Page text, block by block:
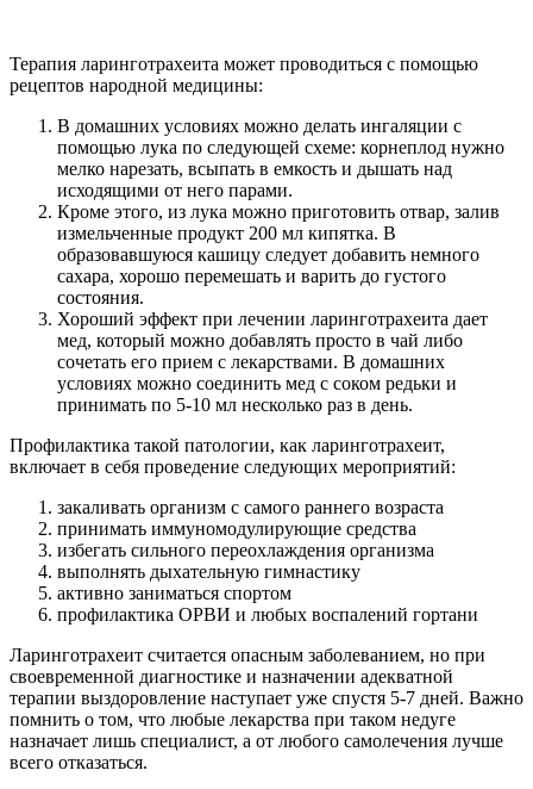
Терапия ларинготрахеита может проводиться с помощью
рецептов народной медицины:
В домашних условиях можно делать ингаляции с
помощью лука по следующей схеме: корнеплод нужно
мелко нарезать, всыпать в емкость и дышать над
исходящими от него парами.
Кроме этого, из лука можно приготовить отвар, залив
измельченные продукт 200 мл кипятка. В
образовавшуюся кашицу следует добавить немного
сахара, хорошо перемешать и варить до густого
состояния.
Хороший эффект при лечении ларинготрахеита дает
мед, который можно добавлять просто в чай либо
сочетать его прием с лекарствами. В домашних
условиях можно соединить мед с соком редьки и
принимать по 5-10 мл несколько раз в день.
Профилактика такой патологии, как ларинготрахеит,
включает в себя проведение следующих мероприятий:
закаливать организм с самого раннего возраста
принимать иммуномодулирующие средства
избегать сильного переохлаждения организма
выполнять дыхательную гимнастику
активно заниматься спортом
профилактика ОРВИ и любых воспалений гортани
Ларинготрахеит считается опасным заболеванием, но при
своевременной диагностике и назначении адекватной
терапии выздоровление наступает уже спустя 5-7 дней. Важно
помнить о том, что любые лекарства при таком недуге
назначает лишь специалист, а от любого самолечения лучше
всего отказаться.